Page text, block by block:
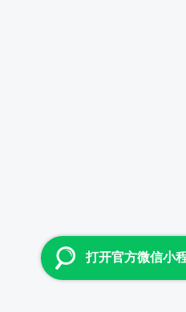
打开官方微信小